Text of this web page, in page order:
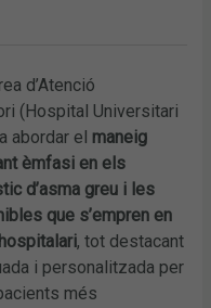
d’Atenció
(Hospital Universitari
abordar el maneig
èmfasi en els
d’asma greu i les
que s’empren en
, tot destacant
i personalitzada per
més